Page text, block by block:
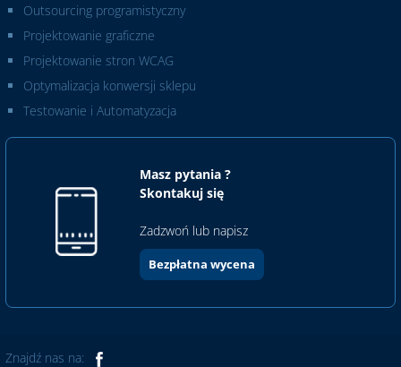
Outsourcing programistyczny
Projektowanie graficzne
Projektowanie stron WCAG
Optymalizacja konwersji sklepu
Testowanie i Automatyzacja
Masz pytania ?
Skontakuj się
Zadzwoń lub napisz
Bezpłatna wycena
Znajdź nas na: